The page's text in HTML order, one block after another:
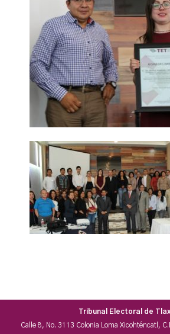
Tribunal Electoral de
Calle 8, No. 3113 Colonia Loma Xicohténcatl,